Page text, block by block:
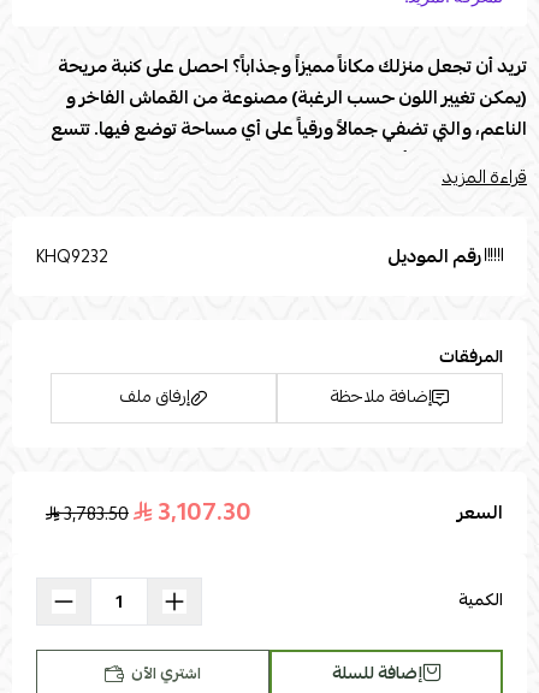
تريد أن تجعل منزلك مكاناً مميزاً وجذاباً؟ احصل على كنبة مريحة
(يمكن تغيير اللون حسب الرغبة) مصنوعة من القماش الفاخر و
الناعم، والتي تضفي جمالاً ورقياً على أي مساحة توضع فيها. تتسع
الكنبة لعدد من أشخاص بكل راحة، مما يجعلها الخيار المثالي للمنازل
التي تحب استضافة الأصدقاء والعائلة. تتميز الكنبة بتصميمها العصري
هذه الكنبة الفاخرة اليوم واحصل على جو من الراحة والأناقة في
مواصفات كنبة :
العلامة التجارية: Modern Touch
الطول (سم): 320
العمق (سم): 85
اللون : حسب الصور و(كما يمكن للعميل تعيير الالوان والمقاسات)
قراءة المزيد
رقم الموديل KHQ9232
المرفقات
إضافة ملاحظة
إرفاق ملف
اسحب و افلت الملف هنا
السعر 3,107.30
3,783.50
الكمية
إضافة للسلة اشتري الآن